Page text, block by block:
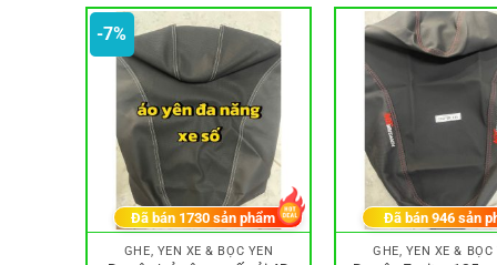
-7%
GHẾ, YÊN XE & BỌC YÊN
Đã bán 1730 sản phẩm
GHẾ, YÊN XE & BỌC
Đã bán 946sản